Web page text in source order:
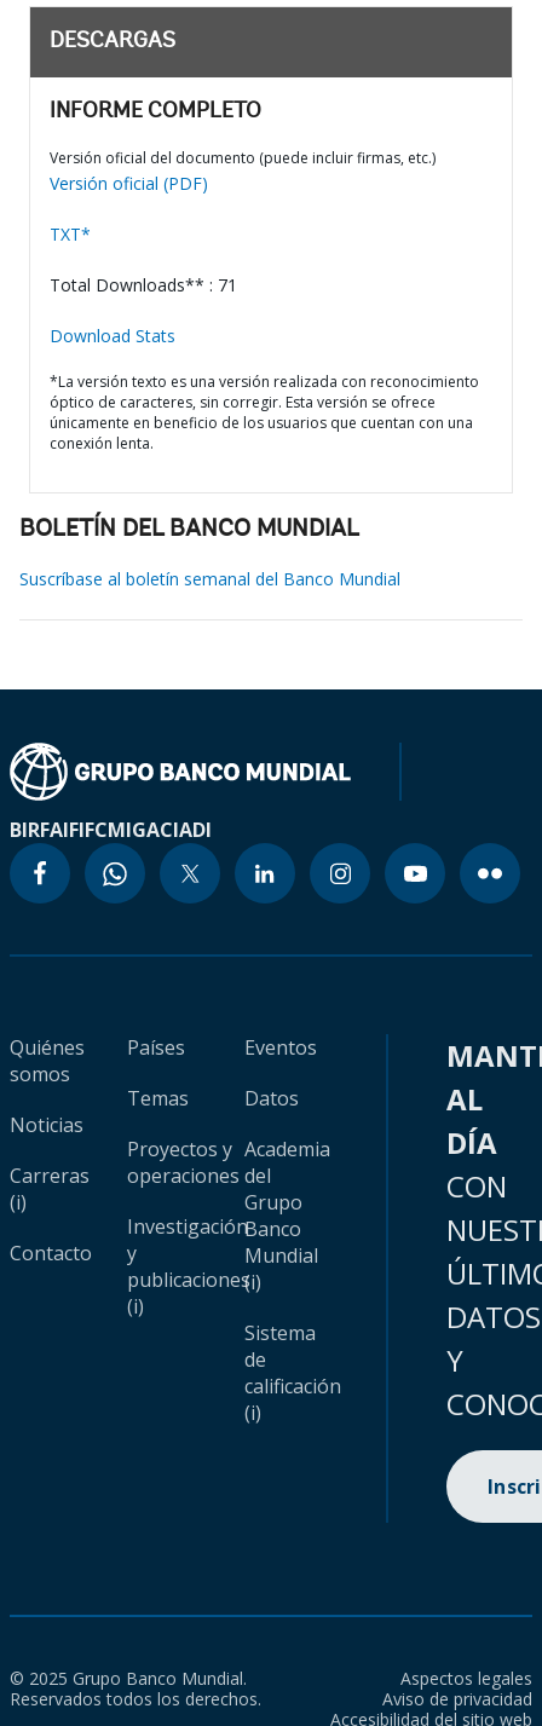
DESCARGAS
INFORME COMPLETO
Versión oficial del documento (puede incluir firmas, etc.)
Versión oficial (PDF)
TXT*
Total Downloads** : 71
Download Stats
*La versión texto es una versión realizada con reconocimiento
óptico de caracteres, sin corregir. Esta versión se ofrece
únicamente en beneficio de los usuarios que cuentan con una
conexión lenta.
BOLETÍN DEL BANCO MUNDIAL
Suscríbase al boletín semanal del Banco Mundial
BIRFAIFIFCMIGACIADI
Quiénes
somos
Noticias
Carreras
(i)
Contacto
Países
Temas
Proyectos y
operaciones
Investigación
y
publicaciones
(i)
Eventos
Datos
Academia
del
Grupo
Banco
Mundial
(i)
Sistema
de
calificación
(i)
AL
DÍA
CON
DATOS
Y
© 2025 Grupo Banco Mundial.
Reservados todos los derechos.
Aspectos legales
Aviso de privacidad
Accesibilidad del sitio web